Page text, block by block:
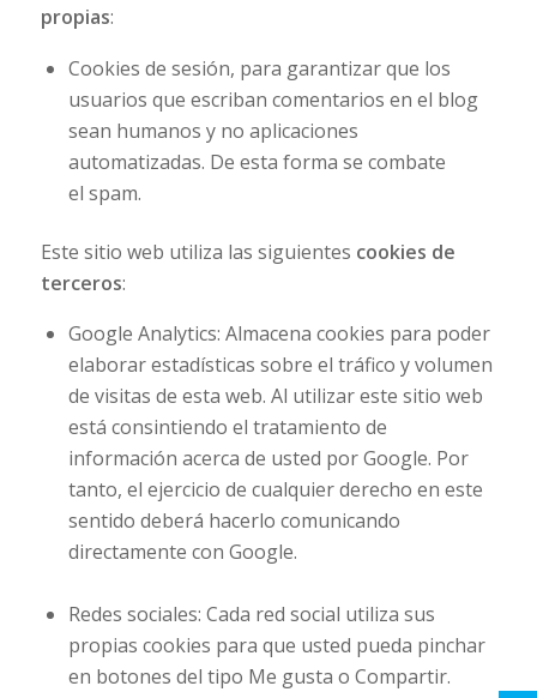
propias:
Cookies de sesión, para garantizar que los
usuarios que escriban comentarios en el blog
sean humanos y no aplicaciones
automatizadas. De esta forma se combate
el spam.
Este sitio web utiliza las siguientes cookies de
terceros:
Google Analytics: Almacena cookies para poder
elaborar estadísticas sobre el tráfico y volumen
de visitas de esta web. Al utilizar este sitio web
está consintiendo el tratamiento de
información acerca de usted por Google. Por
tanto, el ejercicio de cualquier derecho en este
sentido deberá hacerlo comunicando
directamente con Google.
Redes sociales: Cada red social utiliza sus
propias cookies para que usted pueda pinchar
en botones del tipo Me gusta o Compartir.